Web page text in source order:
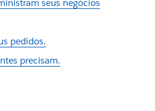
seus negócios
pedidos.
precisam.